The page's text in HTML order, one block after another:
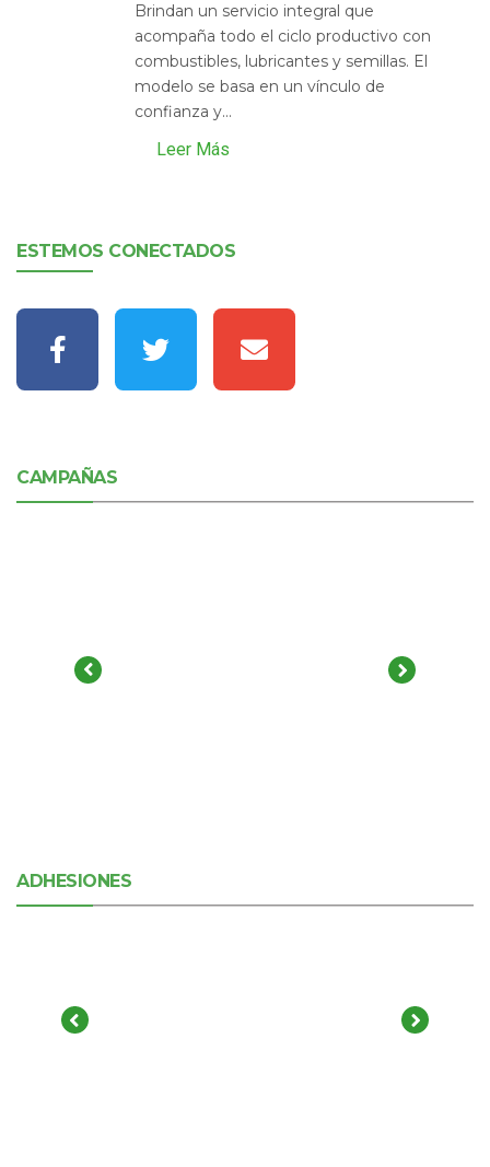
Brindan un servicio integral que
acompaña todo el ciclo productivo con
combustibles, lubricantes y semillas. El
modelo se basa en un vínculo de
confianza y...
Leer Más
ESTEMOS CONECTADOS
CAMPAÑAS
ADHESIONES